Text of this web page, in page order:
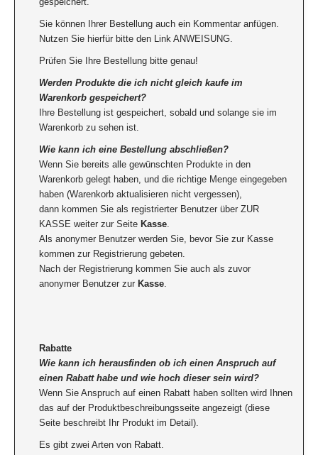
Sie können Ihrer Bestellung auch ein Kommentar anfügen.
Nutzen Sie hierfür bitte den Link ANWEISUNG.
Prüfen Sie Ihre Bestellung bitte genau!
Werden Produkte die ich nicht gleich kaufe im
Warenkorb gespeichert?
Ihre Bestellung ist gespeichert, sobald und solange sie im
Warenkorb zu sehen ist.
Wie kann ich eine Bestellung abschließen?
Wenn Sie bereits alle gewünschten Produkte in den
Warenkorb gelegt haben, und die richtige Menge eingegeben
haben (Warenkorb aktualisieren nicht vergessen),
dann kommen Sie als registrierter Benutzer über ZUR
KASSE weiter zur Seite Kasse.
Als anonymer Benutzer werden Sie, bevor Sie zur Kasse
kommen zur Registrierung gebeten.
Nach der Registrierung kommen Sie auch als zuvor
anonymer Benutzer zur Kasse.
Rabatte
Wie kann ich herausfinden ob ich einen Anspruch auf
einen Rabatt habe und wie hoch dieser sein wird?
Wenn Sie Anspruch auf einen Rabatt haben sollten wird Ihnen
das auf der Produktbeschreibungsseite angezeigt (diese
Seite beschreibt Ihr Produkt im Detail).
Es gibt zwei Arten von Rabatt.